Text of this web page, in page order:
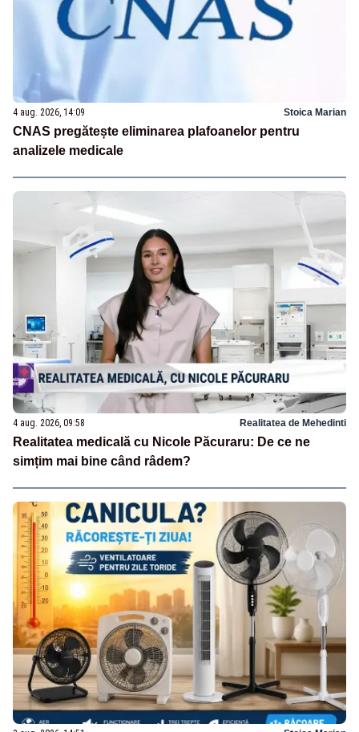
4 aug. 2026, 14:09 Stoica Marian
CNAS pregătește eliminarea plafoanelor pentru
analizele medicale
4 aug. 2026, 09:58 Realitatea de Mehedinti
Realitatea medicală cu Nicole Păcuraru: De ce ne
simțim mai bine când râdem?